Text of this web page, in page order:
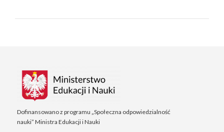
Dofinansowano z programu „Społeczna odpowiedzialność
nauki” Ministra Edukacji i Nauki